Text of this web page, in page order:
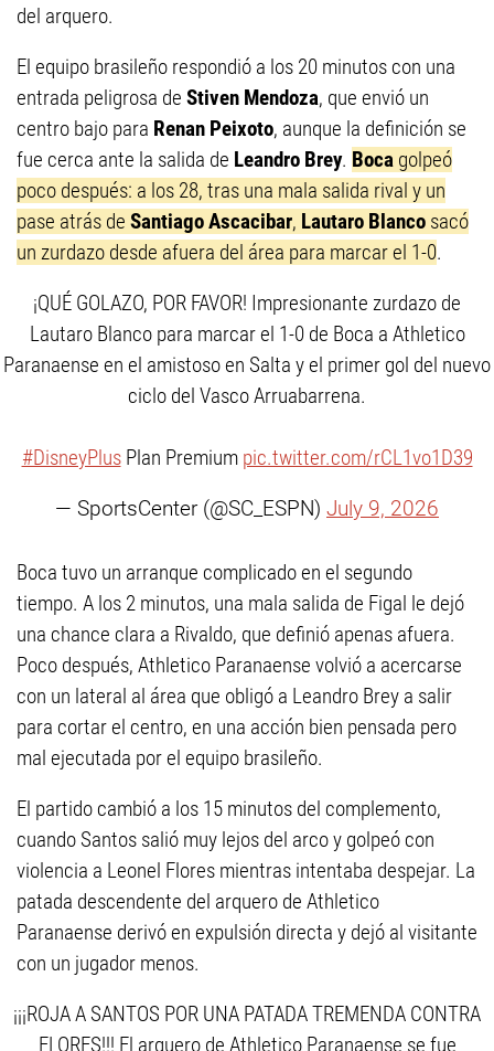
del arquero.
El equipo brasileño respondió a los 20 minutos con una
entrada peligrosa de Stiven Mendoza, que envió un
centro bajo para Renan Peixoto, aunque la definición se
fue cerca ante la salida de Leandro Brey. Boca golpeó
poco después: a los 28, tras una mala salida rival y un
pase atrás de Santiago Ascacibar, Lautaro Blanco sacó
un zurdazo desde afuera del área para marcar el 1-0.
¡QUÉ GOLAZO, POR FAVOR! Impresionante zurdazo de
Lautaro Blanco para marcar el 1-0 de Boca a Athletico
Paranaense en el amistoso en Salta y el primer gol del nuevo
ciclo del Vasco Arruabarrena.
#DisneyPlusPlan Premium pic.twitter.com/rCL1vo1D39
— SportsCenter (@SC_ESPN) July 9, 2026
Boca tuvo un arranque complicado en el segundo
tiempo. A los 2 minutos, una mala salida de Figal le dejó
una chance clara a Rivaldo, que definió apenas afuera.
Poco después, Athletico Paranaense volvió a acercarse
con un lateral al área que obligó a Leandro Brey a salir
para cortar el centro, en una acción bien pensada pero
mal ejecutada por el equipo brasileño.
El partido cambió a los 15 minutos del complemento,
cuando Santos salió muy lejos del arco y golpeó con
violencia a Leonel Flores mientras intentaba despejar. La
patada descendente del arquero de Athletico
Paranaense derivó en expulsión directa y dejó al visitante
con un jugador menos.
¡¡¡ROJA A SANTOS POR UNA PATADA TREMENDA CONTRA
FLORES!!! El arquero de Athletico Paranaense se fue